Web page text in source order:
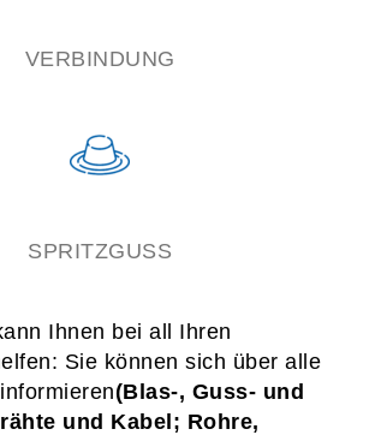
VERBINDUNG
SPRITZGUSS
Ihnen bei all Ihren
Sie können sich über alle
(Blas-, Guss- und
und Kabel; Rohre,